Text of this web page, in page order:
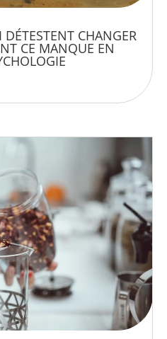
CHANGER
CE MANQUE EN